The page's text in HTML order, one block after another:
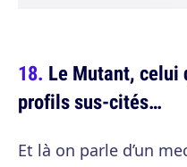
Le Mutant, celui
profils sus-cités…
Et là on parle d’un